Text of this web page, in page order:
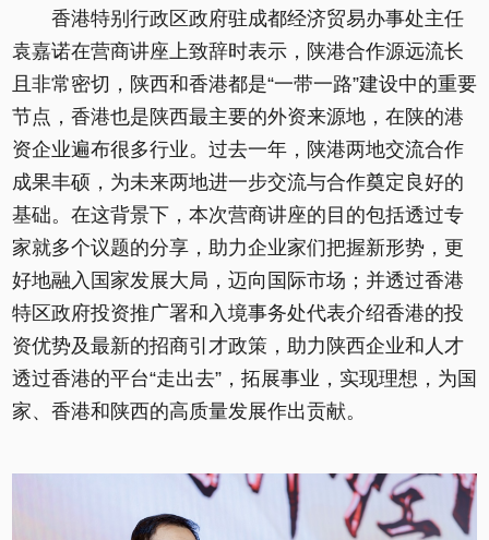
香港特别行政区政府驻成都经济贸易办事处主任
袁嘉诺在营商讲座上致辞时表示，陕港合作源远流长
且非常密切，陕西和香港都是“一带一路”建设中的重要
节点，香港也是陕西最主要的外资来源地，在陕的港
资企业遍布很多行业。过去一年，陕港两地交流合作
成果丰硕，为未来两地进一步交流与合作奠定良好的
基础。在这背景下，本次营商讲座的目的包括透过专
家就多个议题的分享，助力企业家们把握新形势，更
好地融入国家发展大局，迈向国际市场；并透过香港
特区政府投资推广署和入境事务处代表介绍香港的投
资优势及最新的招商引才政策，助力陕西企业和人才
透过香港的平台“走出去”，拓展事业，实现理想，为国
家、香港和陕西的高质量发展作出贡献。